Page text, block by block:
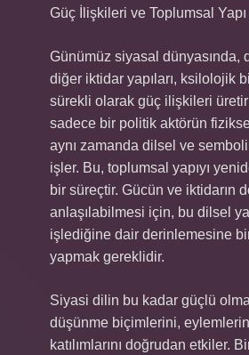
Güç İlişkileri ve Toplumsal Yapı
Günümüz siyasal dünyasında,
diğer iktidar yapıları, ksilolojik
sürekli olarak güç ilişkileri
sadece bir politik aktörün
aynı zamanda dilsel ve
işler. Bu, toplumsal yapıyı
bir süreçtir. Gücün ve iktidarın
anlaşılabilmesi için, bu dilsel
işlediğine dair derinlemesine
yapmak gereklidir.
Siyasi dilin bu kadar güçlü
düşünme biçimlerini,
katılımlarını doğrudan etkiler.